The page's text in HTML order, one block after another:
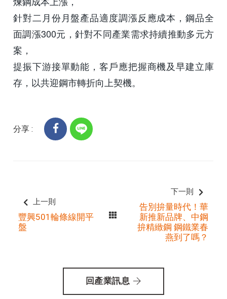
針對二月份月盤產品適度調漲反應成本，鋼品全
面調漲300元，針對不同產業需求持續推動多元方
案，
提振下游接單動能，客戶應把握商機及早建立庫
存，以共迎鋼市轉折向上契機。
分享 :
上一則
豐興501輪條線開平
盤
下一則
告別拚量時代！華
新推新品牌、中鋼
拚精緻鋼 鋼鐵業春
燕到了嗎？
回產業訊息